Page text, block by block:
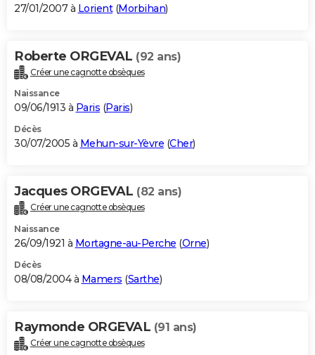
27/01/2007 à Lorient(Morbihan)
Roberte ORGEVAL (92 ans)
Créer une cagnotte obsèques
Naissance
09/06/1913 à Paris (Paris)
Décès
30/07/2005 à Mehun-sur-Yèvre (Cher)
Jacques ORGEVAL (82 ans)
Créer une cagnotte obsèques
Naissance
26/09/1921 à Mortagne-au-Perche (Orne)
Décès
08/08/2004 à Mamers (Sarthe)
Raymonde ORGEVAL (91 ans)
Créer une cagnotte obsèques